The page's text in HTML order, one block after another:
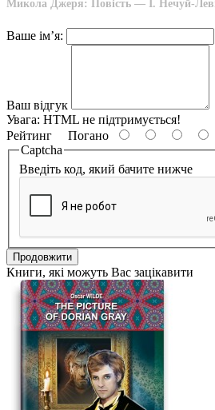
Микола Джеря: Повість — І. Нечуй-
Ваше ім’я:
Ваш відгук
Увага: HTML не підтримується!
Рейтинг Погано
Captcha
Введіть код, який бачите нижче
Продовжити
Книги, які можуть Вас зацікавити